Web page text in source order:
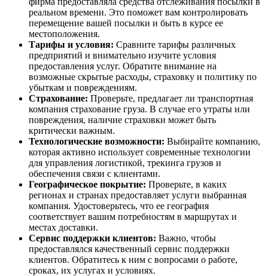
реальном времени. Это поможет вам контролировать
перемещение вашей посылки и быть в курсе ее
местоположения.
Тарифы и условия: Сравните тарифы различных
предприятий и внимательно изучите условия
предоставления услуг. Обратите внимание на
возможные скрытые расходы, страховку и политику по
убыткам и повреждениям.
Страхование: Проверьте, предлагает ли транспортная
компания страхование груза. В случае его утраты или
повреждения, наличие страховки может быть
критически важным.
Технологические возможности: Выбирайте компанию,
которая активно использует современные технологии
для управления логистикой, трекинга грузов и
обеспечения связи с клиентами.
Географическое покрытие: Проверьте, в каких
регионах и странах предоставляет услуги выбранная
компания. Удостоверьтесь, что ее география
соответствует вашим потребностям в маршрутах и
местах доставки.
Сервис поддержки клиентов: Важно, чтобы
предоставлялся качественный сервис поддержки
клиентов. Обратитесь к ним с вопросами о работе,
сроках, их услугах и условиях.